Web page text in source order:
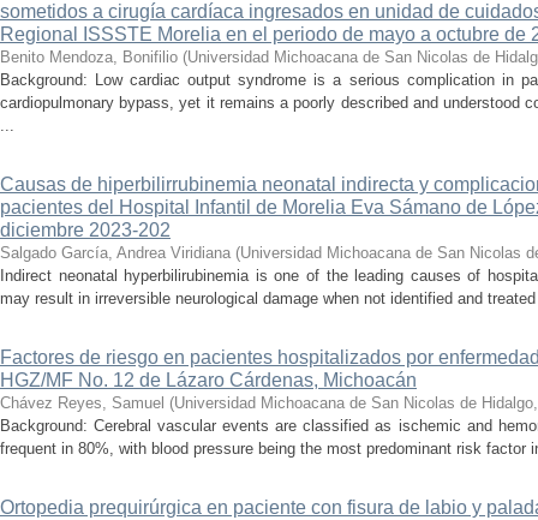
sometidos a cirugía cardíaca ingresados en unidad de
Regional ISSSTE Morelia en el periodo de mayo a octubre de
Benito Mendoza, Bonifilio (Universidad Michoacana de San Nicolas de
Background: Low cardiac output syndrome is a serious complication in
cardiopulmonary bypass, yet it remains a poorly described and understood
...
Causas de hiperbilirrubinemia neonatal indirecta y
pacientes del Hospital Infantil de Morelia Eva Sámano de
diciembre 2023-202
Salgado García, Andrea Viridiana (Universidad Michoacana de San Nicolas
Indirect neonatal hyperbilirubinemia is one of the leading causes of
may result in irreversible neurological damage when not identified and
Factores de riesgo en pacientes hospitalizados por
HGZ/MF No. 12 de Lázaro Cárdenas, Michoacán
Chávez Reyes, Samuel (Universidad Michoacana de San Nicolas de Hidalgo
Background: Cerebral vascular events are classified as ischemic and
frequent in 80%, with blood pressure being the most predominant risk factor
Ortopedia prequirúrgica en paciente con fisura de labio y